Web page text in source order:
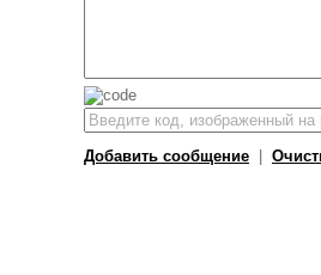
Добавить сообщение